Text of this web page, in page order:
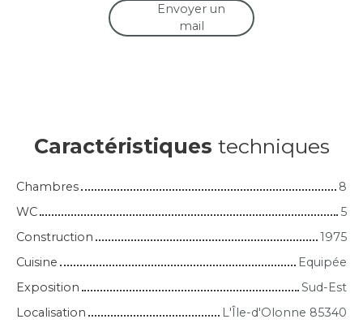
Envoyer un
mail
Caractéristiques techniques
Chambres
8
WC
5
Construction
1975
Cuisine
Equipée
Exposition
Sud-Est
Localisation
L'Île-d'Olonne 85340